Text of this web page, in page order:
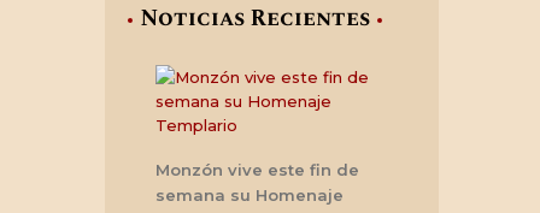
Noticias Recientes
Monzón vive este fin de
semana su Homenaje